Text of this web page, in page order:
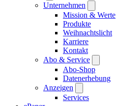
Unternehmen
Mission & Werte
Produkte
Weihnachtslicht
Karriere
Kontakt
Abo & Service
Abo-Shop
Datenerhebung
Anzeigen
Services